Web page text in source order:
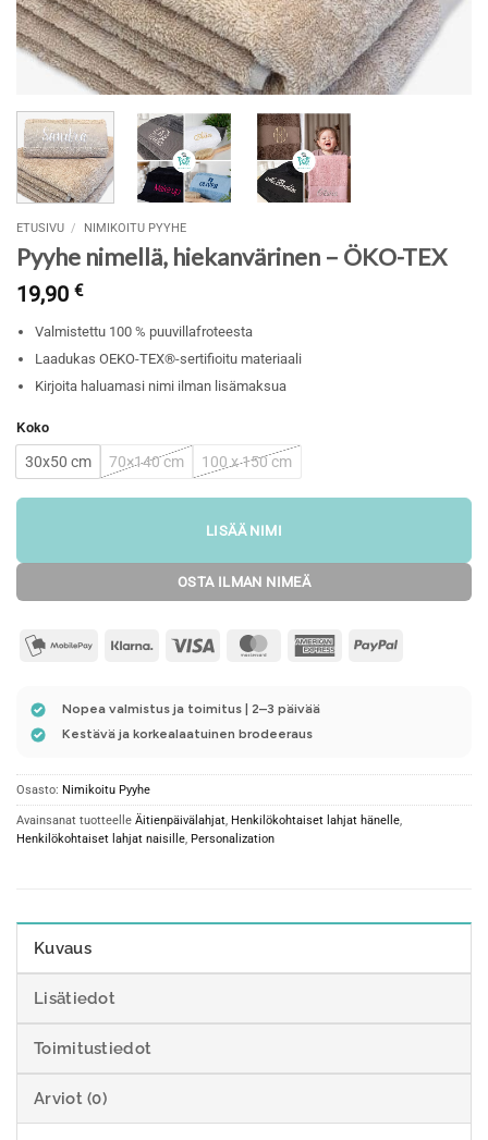
ETUSIVU / NIMIKOITU PYYHE
Pyyhe nimellä, hiekanvärinen – ÖKO-TEX
19,90 €
Valmistettu 100 % puuvillafroteesta
Laadukas OEKO-TEX®-sertifioitu materiaali
Kirjoita haluamasi nimi ilman lisämaksua
Koko
30x50 cm 70×140 cm 100 x 150 cm
LISÄÄ NIMI
OSTA ILMAN NIMEÄ
mobilepay2 Klarna Visa MasterCard AmericanPayPal
Nopea valmistus ja toimitus | 2–3 päivää
Kestävä ja korkealaatuinen brodeeraus
Osasto: Nimikoitu Pyyhe
Avainsanat tuotteelle Äitienpäivälahjat Henkilökohtaiset lahjat hänelle
Henkilökohtaiset lahjat naisille Personalization
Kuvaus
Lisätiedot
Toimitustiedot
Arviot (0)